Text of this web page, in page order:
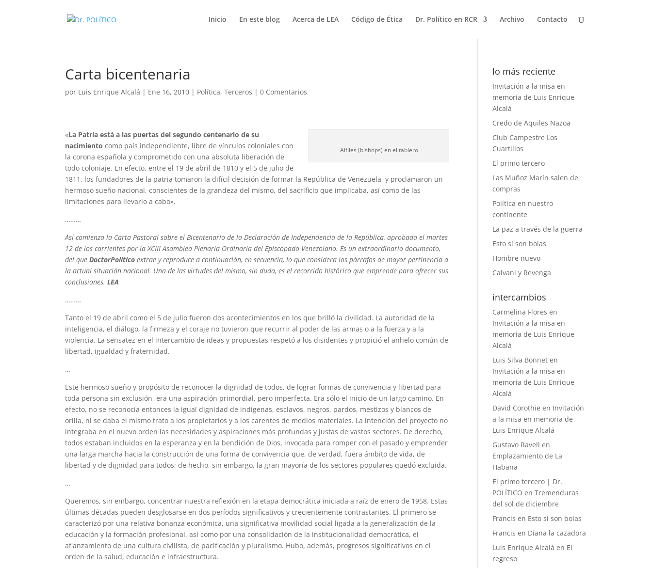
Inicio En este blog Acerca de LEA Código de Ética Dr. Político en RCR Archivo Contacto
Carta bicentenaria
por Luis Enrique Alcalá | Ene 16, 2010 | Política,Terceros |0 Comentarios
Alfiles (bishops) en el tablero
«La Patria está a las puertas del segundo centenario de su
nacimientocomo país independiente, libre de vínculos coloniales con
la corona española y comprometido con una absoluta liberación de
todo coloniaje. En efecto, entre el 19 de abril de 1810 y el 5 de julio de
1811, los fundadores de la patria tomaron la difícil decisión de formar la República de Venezuela, y proclamaron un
hermoso sueño nacional, conscientes de la grandeza del mismo, del sacrificio que implicaba, así como de las
limitaciones para llevarlo a cabo».
………
Así comienza la Carta Pastoralsobre el Bicentenario de la Declaración de Independencia de la República, aprobada el martes
12 de los corrientes por laXCIII Asamblea Plenaria Ordinaria del Episcopado Venezolano. Es un extraordinario documento,
del queDoctorPolítico extrae y reproduce a continuación, en secuencia, lo que considera los párrafos de mayor pertinencia a
la actual situación nacional. Una de las virtudes del mismo, sin duda, es el recorrido histórico que emprende para ofrecer sus
conclusiones.LEA
………
Tanto el 19 de abril como el 5 de julio fueron dos acontecimientos en los que brilló la civilidad. La autoridad de la
inteligencia, el diálogo, la firmeza y el coraje no tuvieron que recurrir al poder de las armas o a la fuerza y a la
violencia. La sensatez en el intercambio de ideas y propuestas respetó a los disidentes y propició el anhelo común de
libertad, igualdad y fraternidad.
…
Este hermoso sueño y propósito de reconocer la dignidad de todos, de lograr formas de convivencia y libertad para
toda persona sin exclusión, era una aspiración primordial, pero imperfecta. Era sólo el inicio de un largo camino. En
efecto, no se reconocía entonces la igual dignidad de indígenas, esclavos, negros, pardos, mestizos y blancos de
orilla, ni se daba el mismo trato a los propietarios y a los carentes de medios materiales. La intención del proyecto no
integraba en el nuevo orden las necesidades y aspiraciones más profundas y justas de vastos sectores. De derecho,
todos estaban incluidos en la esperanza y en la bendición de Dios, invocada para romper con el pasado y emprender
una larga marcha hacia la construcción de una forma de convivencia que, de verdad, fuera ámbito de vida, de
libertad y de dignidad para todos; de hecho, sin embargo, la gran mayoría de los sectores populares quedó excluida.
…
Queremos, sin embargo, concentrar nuestra reflexión en la etapa democrática iniciada a raíz de enero de 1958. Estas
últimas décadas pueden desglosarse en dos períodos significativos y crecientemente contrastantes. El primero se
caracterizó por una relativa bonanza económica, una significativa movilidad social ligada a la generalización de la
educación y la formación profesional, así como por una consolidación de la institucionalidad democrática, el
afianzamiento de una cultura civilista, de pacificación y pluralismo. Hubo, además, progresos significativos en el
orden de la salud, educación e infraestructura.
lo más reciente
Invitación a la misa en
memoria de Luis Enrique
Alcalá
Credo de Aquiles Nazoa
Club Campestre Los
Cuartillos
El primo tercero
Las Muñoz Marín salen de
compras
Política en nuestro
continente
La paz a través de la guerra
Esto sí son bolas
Hombre nuevo
Calvani y Revenga
intercambios
Carmelina Flores en
Invitación a la misa en
memoria de Luis Enrique
Alcalá
Luis Silva Bonnet en
Invitación a la misa en
memoria de Luis Enrique
Alcalá
David Corothie en Invitación
a la misa en memoria de
Luis Enrique Alcalá
Gustavo Ravell en
Emplazamiento de La
Habana
El primo tercero | Dr.
POLÍTICO enTremenduras
del sol de diciembre
Francis en Esto sí son bolas
Francis en Diana la cazadora
Luis Enrique Alcalá en El
regreso